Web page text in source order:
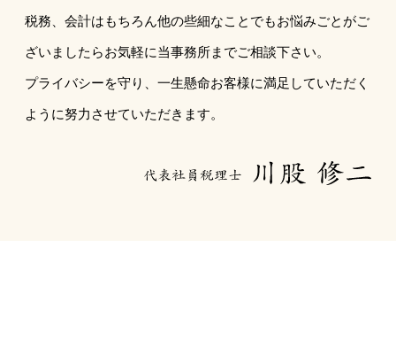
税務、会計はもちろん他の些細なことでもお悩みごとがご
ざいましたらお気軽に当事務所までご相談下さい。
プライバシーを守り、一生懸命お客様に満足していただく
ように努力させていただきます。